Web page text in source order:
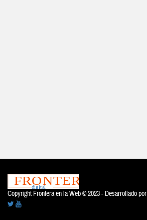
Copyright Frontera en la Web © 2023 - Desarrollado por